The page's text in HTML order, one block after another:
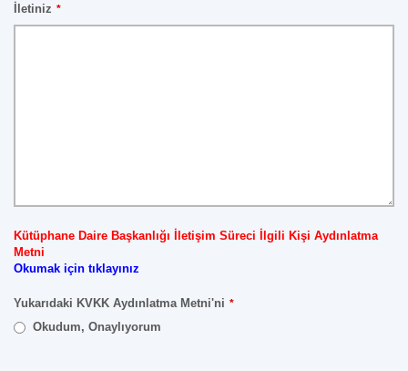
İletiniz *
Kütüphane Daire Başkanlığı İletişim Süreci İlgili Kişi Aydınlatma
Metni
Okumak için tıklayınız
Yukarıdaki KVKK Aydınlatma Metni'ni *
Okudum, Onaylıyorum